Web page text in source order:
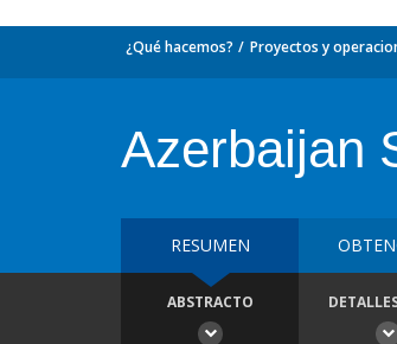
¿Qué hacemos? Proyectos y
Azerbaijan
RESUMEN
ABSTRACTO